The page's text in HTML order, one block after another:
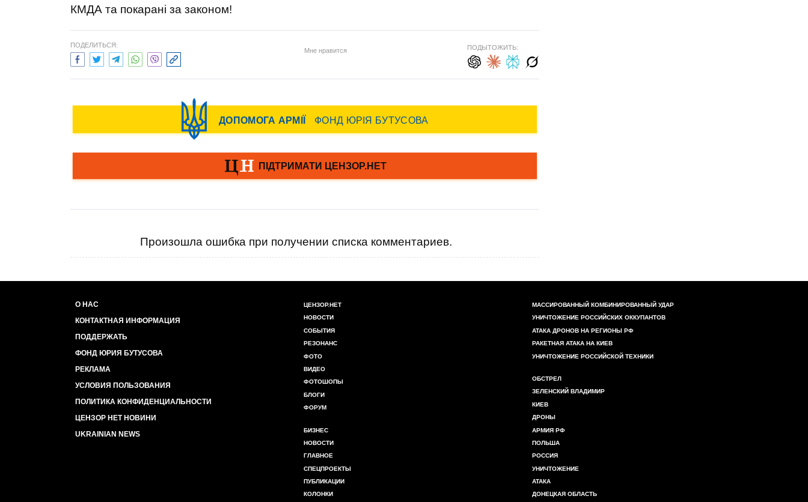
КМДА та покарані за законом!
ПОДЕЛИТЬСЯ:
Мне нравится ПОДЫТОЖИТЬ:
Произошла ошибка при получении списка комментариев.
О НАС
КОНТАКТНАЯ ИНФОРМАЦИЯ
ПОДДЕРЖАТЬ
ФОНД ЮРИЯ БУТУСОВА
РЕКЛАМА
УСЛОВИЯ ПОЛЬЗОВАНИЯ
ПОЛИТИКА КОНФИДЕНЦИАЛЬНОСТИ
ЦЕНЗОР НЕТ НОВИНИ
UKRAINIAN NEWS
ЦЕНЗОР.НЕТ
НОВОСТИ
СОБЫТИЯ
РЕЗОНАНС
ФОТО
ВИДЕО
ФОТОШОПЫ
БЛОГИ
ФОРУМ
БИЗНЕС
НОВОСТИ
ГЛАВНОЕ
СПЕЦПРОЕКТЫ
ПУБЛИКАЦИИ
КОЛОНКИ
МАССИРОВАННЫЙ КОМБИНИРОВАННЫЙ УДАР
УНИЧТОЖЕНИЕ РОССИЙСКИХ ОККУПАНТОВ
АТАКА ДРОНОВ НА РЕГИОНЫ РФ
РАКЕТНАЯ АТАКА НА КИЕВ
УНИЧТОЖЕНИЕ РОССИЙСКОЙ ТЕХНИКИ
ОБСТРЕЛ
ЗЕЛЕНСКИЙ ВЛАДИМИР
КИЕВ
ДРОНЫ
АРМИЯ РФ
ПОЛЬША
РОССИЯ
УНИЧТОЖЕНИЕ
АТАКА
ДОНЕЦКАЯ ОБЛАСТЬ